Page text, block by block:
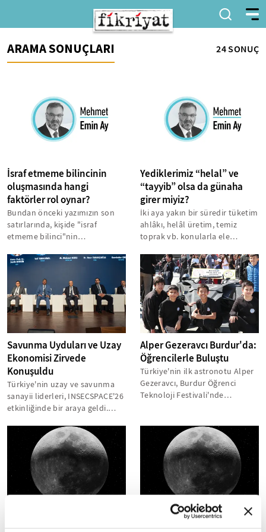
ARAMA SONUÇLARI 24 SONUÇ
İsraf etmeme bilincinin
oluşmasında hangi
faktörler rol oynar?
Bundan önceki yazımızın son
satırlarında, kişide "israf
etmeme bilinci"nin
rol oynayabileceğini...
Yediklerimiz “helal” ve
“tayyib” olsa da günaha
girer miyiz?
İki aya yakın bir süredir tüketim
ahlâkı, helâl üretim, temiz
toprak vb. konularla ele
bireyleri...
Savunma Uyduları ve Uzay
Ekonomisi Zirvede
Konuşuldu
Türkiye'nin uzay ve savunma
sanayii liderleri, INSECSPACE'26
etkinliğinde bir araya geldi.
Alper Gezeravcı Burdur'da:
Öğrencilerle Buluştu
Türkiye'nin ilk astronotu Alper
Gezeravcı, Burdur Öğrenci
Teknoloji Festivali'nde
Rusya Ay'da Tarama